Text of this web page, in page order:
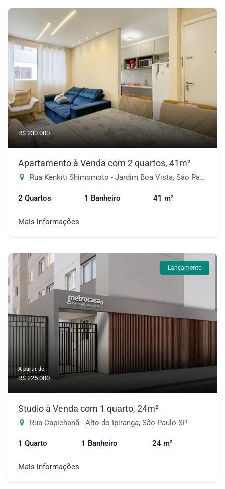
R$ 230.000
Apartamento à Venda com 2 quartos, 41m²
Rua Kenkiti Shimomoto - Jardim Boa Vista, São Paulo-SP
2 Quartos 1 Banheiro 41 m²
Mais informações
Lançamento
A partir de:
R$ 225.000
Studio à Venda com 1 quarto, 24m²
Rua Capichanã - Alto do Ipiranga, São Paulo-SP
1 Quarto 1 Banheiro 24 m²
Mais informações